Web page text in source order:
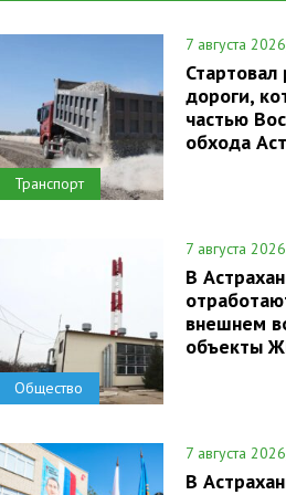
Транспорт
7 августа
Стартовал
дороги,
частью
обхода
Общество
7 августа
В
внешнем
объекты
7 августа
В